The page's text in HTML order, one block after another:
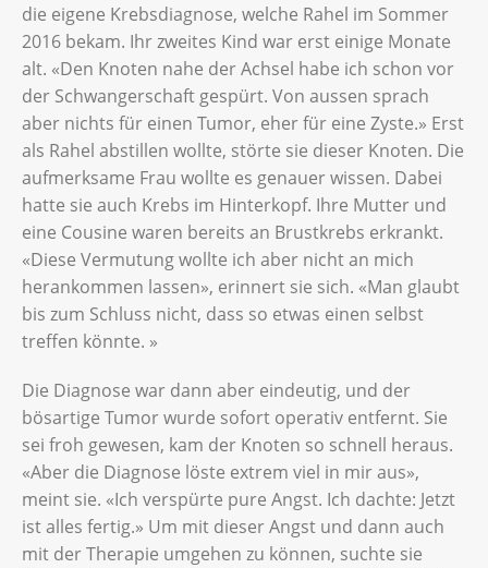
die eigene Krebsdiagnose, welche Rahel im Sommer
2016 bekam. Ihr zweites Kind war erst einige Monate
alt. «Den Knoten nahe der Achsel habe ich schon vor
der Schwangerschaft gespürt. Von aussen sprach
aber nichts für einen Tumor, eher für eine Zyste.» Erst
als Rahel abstillen wollte, störte sie dieser Knoten. Die
aufmerksame Frau wollte es genauer wissen. Dabei
hatte sie auch Krebs im Hinterkopf. Ihre Mutter und
eine Cousine waren bereits an Brustkrebs erkrankt.
«Diese Vermutung wollte ich aber nicht an mich
herankommen lassen», erinnert sie sich. «Man glaubt
bis zum Schluss nicht, dass so etwas einen selbst
treffen könnte. »
Die Diagnose war dann aber eindeutig, und der
bösartige Tumor wurde sofort operativ entfernt. Sie
sei froh gewesen, kam der Knoten so schnell heraus.
«Aber die ­Diagnose löste extrem viel in mir aus»,
meint sie. «Ich verspürte pure Angst. Ich dachte: Jetzt
ist alles fertig.» Um mit dieser Angst und dann auch
mit der Therapie umgehen zu können, suchte sie